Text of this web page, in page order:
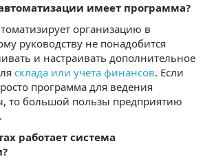
имеет программа?
организацию в
руководству не понадобится
и настраивать дополнительное
склада или учета финансов. Если
программа для ведения
то большой пользы предприятию
работает система